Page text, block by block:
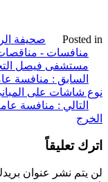
صحيفة الرياض
- مناقصات -
فيصل
: منافسة عامة-
شاشات على المباني-
:منافسة عامة-
تعليقاً
نشر عنوان بريدك